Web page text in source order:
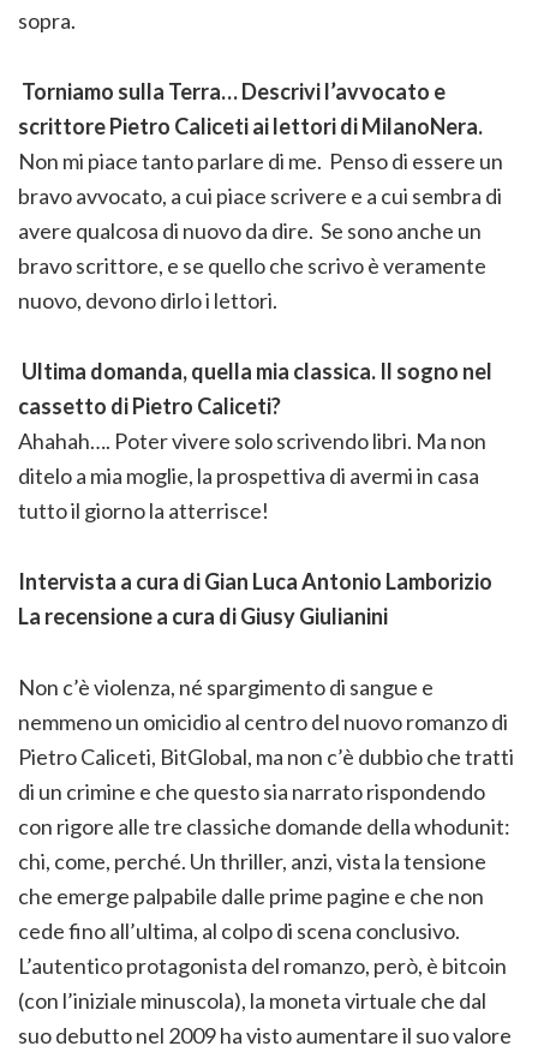
sopra.
Torniamo sulla Terra… Descrivi l’avvocato e
scrittore Pietro Caliceti ai lettori di MilanoNera.
Non mi piace tanto parlare di me. Penso di essere un
bravo avvocato, a cui piace scrivere e a cui sembra di
avere qualcosa di nuovo da dire. Se sono anche un
bravo scrittore, e se quello che scrivo è veramente
nuovo, devono dirlo i lettori.
Ultima domanda, quella mia classica. Il sogno nel
cassetto di Pietro Caliceti?
Ahahah…. Poter vivere solo scrivendo libri. Ma non
ditelo a mia moglie, la prospettiva di avermi in casa
tutto il giorno la atterrisce!
Intervista a cura di Gian Luca Antonio Lamborizio
La recensione a cura di Giusy Giulianini
Non c’è violenza, né spargimento di sangue e
nemmeno un omicidio al centro del nuovo romanzo di
Pietro Caliceti, BitGlobal, ma non c’è dubbio che tratti
di un crimine e che questo sia narrato rispondendo
con rigore alle tre classiche domande della whodunit:
chi, come, perché. Un thriller, anzi, vista la tensione
che emerge palpabile dalle prime pagine e che non
cede fino all’ultima, al colpo di scena conclusivo.
L’autentico protagonista del romanzo, però, è bitcoin
(con l’iniziale minuscola), la moneta virtuale che dal
suo debutto nel 2009 ha visto aumentare il suo valore